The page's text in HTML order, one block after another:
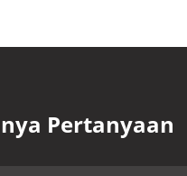
Pertanyaan